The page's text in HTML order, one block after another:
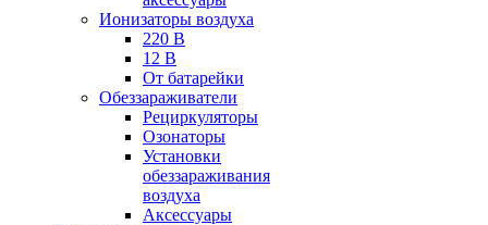
Ионизаторы воздуха
220 В
12 В
От батарейки
Обеззараживатели
Рециркуляторы
Озонаторы
Установки
обеззараживания
воздуха
Аксессуары